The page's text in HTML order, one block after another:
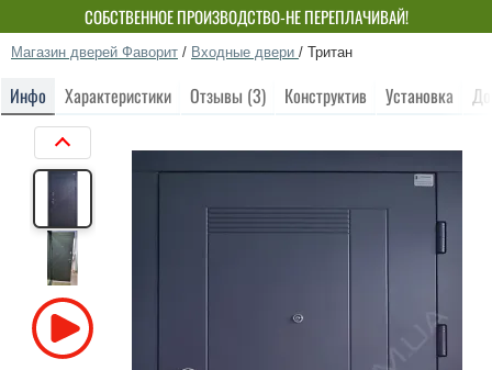
СОБСТВЕННОЕ ПРОИЗВОДСТВО-НЕ ПЕРЕПЛАЧИВАЙ!
Магазин дверей Фаворит / Входные двери / Тритан
Инфо Характеристики Отзывы (3) Конструктив Установка